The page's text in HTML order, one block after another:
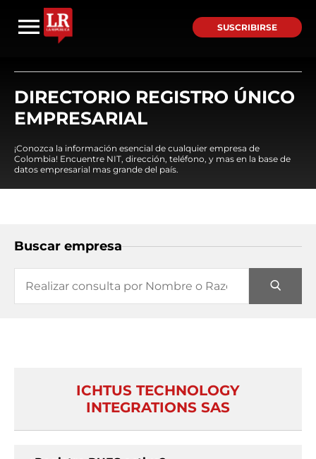
SUSCRIBIRSE
DIRECTORIO REGISTRO ÚNICO
EMPRESARIAL
¡Conozca la información esencial de cualquier empresa de
Colombia! Encuentre NIT, dirección, teléfono, y mas en la base de
datos empresarial mas grande del país.
Buscar empresa
ICHTUS TECHNOLOGY
INTEGRATIONS SAS